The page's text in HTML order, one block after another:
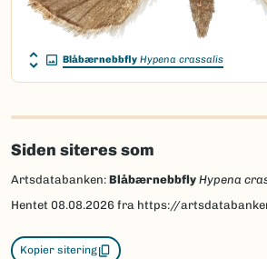
Blåbærnebbfly Hypena crassalis
Siden siteres som
Artsdatabanken: Blåbærnebbfly Hypena
Hentet 08.08.2026 fra https://
Kopier sitering